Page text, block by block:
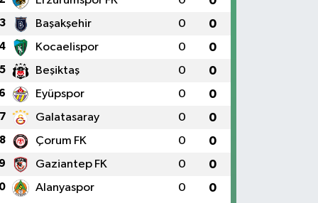
3 Başakşehir 0 0
4 Kocaelispor 0 0
5 Beşiktaş 0 0
6 Eyüpspor 0 0
7 Galatasaray 0 0
8 Çorum FK 0 0
9 Gaziantep FK 0 0
Alanyaspor 0 0